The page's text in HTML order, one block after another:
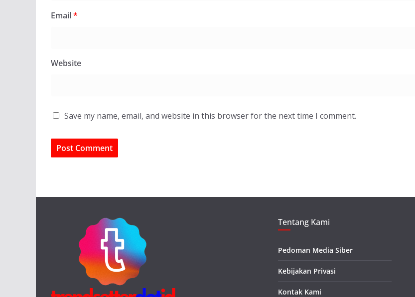
Email*
Website
Save my name, email, and website in this browser for the next time I comment.
Tentang Kami
Pedoman Media Siber
Kebijakan Privasi
Kontak Kami